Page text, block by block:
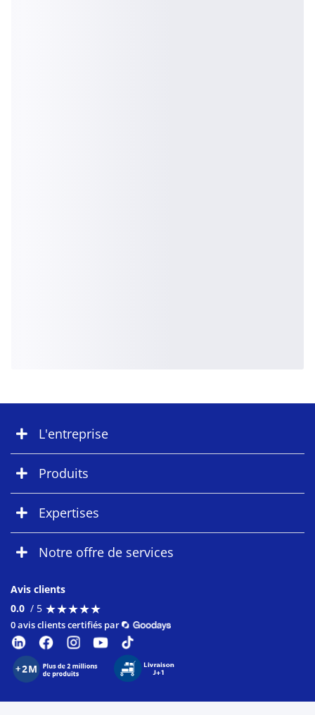
L'entreprise
Produits
Expertises
Notre offre de services
Avis clients
0.0 / 5 ★★★★★
★★★★★
0 avis clients certifiés par